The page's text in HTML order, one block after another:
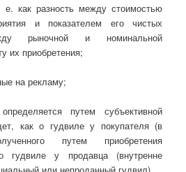
как разность между стоимостью
и показателем его чистых
рыночной и номинальной
их приобретения;
на рекламу;
путем субъективной
как о гудвиле у покупателя (в
путем приобретения
гудвиле у продавца (внутренне